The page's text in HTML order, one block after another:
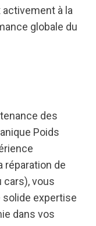
à la
globale du
des
Poids
réparation de
cars), vous
solide expertise
dans vos